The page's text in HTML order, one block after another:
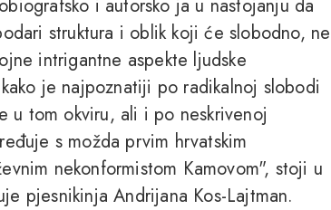
i autorsko ja u nastojanju da
struktura i oblik koji će slobodno, ne
intrigantne aspekte ljudske
je najpoznatiji po radikalnoj slobodi
u tom okviru, ali i po neskrivenoj
s možda prvim hrvatskim
nekonformistom Kamovom", stoji u
pjesnikinja Andrijana Kos-Lajtman.